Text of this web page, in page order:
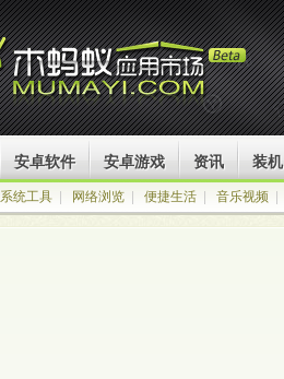
安卓软件 安卓游戏 资讯 装机
系统工具 网络浏览 便捷生活 音乐视频